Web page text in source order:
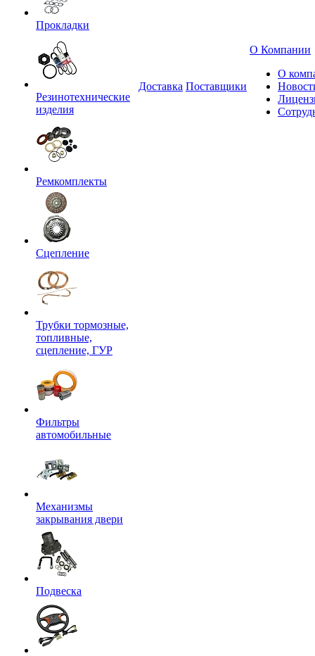
Прокладки
Резинотехнические
изделия
Ремкомплекты
Сцепление
Трубки тормозные,
топливные,
сцепление, ГУР
Фильтры
автомобильные
Механизмы
закрывания двери
Подвеска
Доставка Поставщики
О Компании
О